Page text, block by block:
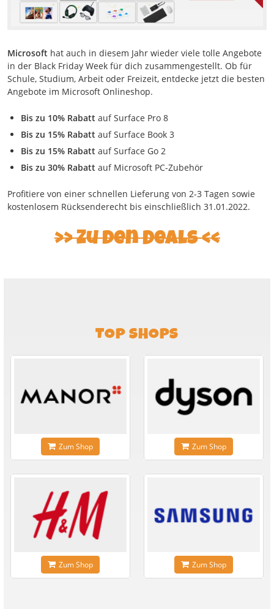
Microsoft hat auch in diesem Jahr wieder viele tolle Angebote
in der Black Friday Week für dich zusammengestellt. Ob für
Schule, Studium, Arbeit oder Freizeit, entdecke jetzt die besten
Angebote im Microsoft Onlineshop.
Bis zu 10% Rabatt auf Surface Pro 8
Bis zu 15% Rabatt auf Surface Book 3
Bis zu 15% Rabatt auf Surface Go 2
Bis zu 30% Rabatt auf Microsoft PC-Zubehör
Profitiere von einer schnellen Lieferung von 2-3 Tagen sowie
kostenlosem Rücksenderecht bis einschließlich 31.01.2022.
Zu den Deals
TOP SHOPS
Zum Shop Zum Shop
Zum Shop Zum Shop